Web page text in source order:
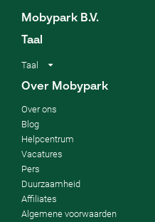
Mobypark B.V.
Taal
Taal
Over Mobypark
Over ons
Blog
Helpcentrum
Vacatures
Pers
Duurzaamheid
Affiliates
Algemene voorwaarden